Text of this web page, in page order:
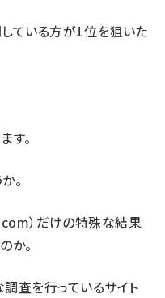
ている方が1位を狙いた
す。
。
）だけの特殊な結果
か。
査を行っているサイト